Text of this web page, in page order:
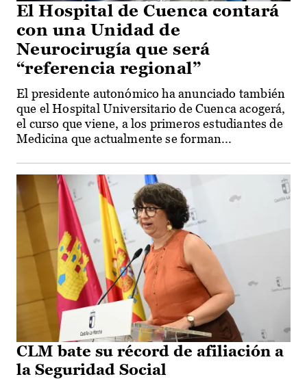
El Hospital de Cuenca contará
con una Unidad de
Neurocirugía que será
“referencia regional”
El presidente autonómico ha anunciado también
que el Hospital Universitario de Cuenca acogerá,
el curso que viene, a los primeros estudiantes de
Medicina que actualmente se forman...
CLM bate su récord de afiliación a
la Seguridad Social